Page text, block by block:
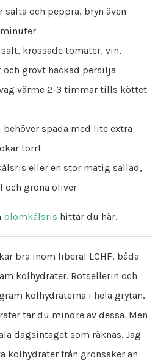
och peppra, bryn även
krossade tomater, vin,
och grovt hackad persilja
värme 2-3 timmar tills köttet
späda med lite extra
torrt
eller en stor matig sallad,
och gröna oliver
blomkålsris hittar du här.
bra inom liberal LCHF, båda
kolhydrater. Rotsellerin och
kolhydraterna i hela grytan,
tar du mindre av dessa. Men
dagsintaget som räknas. Jag
kolhydrater från grönsaker än